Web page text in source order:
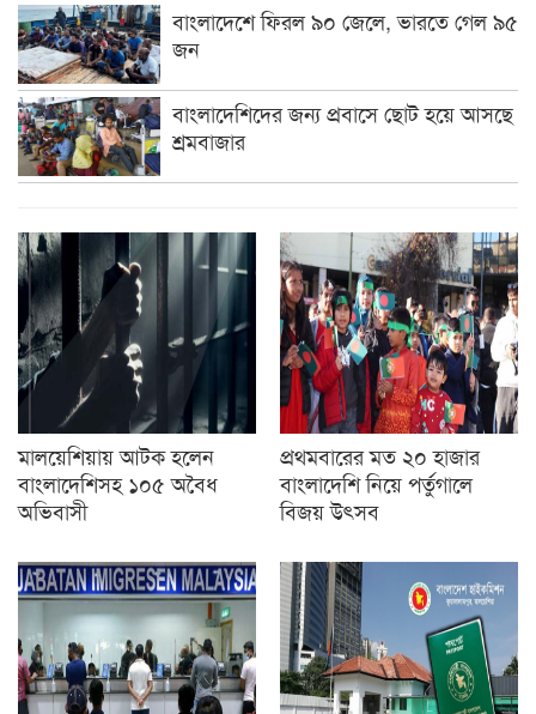
বাংলাদেশে ফিরল ৯০ জেলে, ভারতে গেল ৯৫
জন
বাংলাদেশিদের জন্য প্রবাসে ছোট হয়ে আসছে
শ্রমবাজার
মালয়েশিয়ায় আটক হলেন
বাংলাদেশিসহ ১০৫ অবৈধ
অভিবাসী
প্রথমবারের মত ২০ হাজার
বাংলাদেশি নিয়ে পর্তুগালে
বিজয় উৎসব